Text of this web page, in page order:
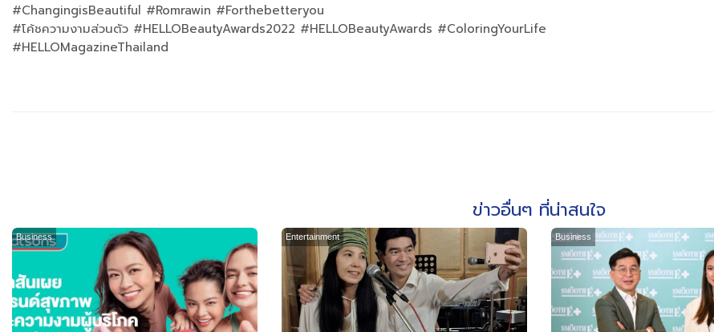
#ChangingisBeautiful #Romrawin #Forthebetteryou
#โค้ชความงามส่วนตัว #HELLOBeautyAwards2022 #HELLOBeautyAwards #ColoringYourLife
#HELLOMagazineThailand
ข่าวอื่นๆ ที่น่าสนใจ
Business Entertainment Business